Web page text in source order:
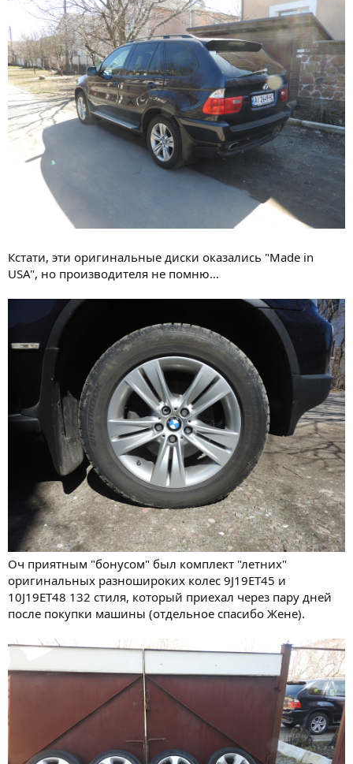
Кстати, эти оригинальные диски оказались "Made in
USA", но производителя не помню…
Оч приятным "бонусом" был комплект "летних"
оригинальных разношироких колес 9J19ET45 и
10J19ET48 132 стиля, который приехал через пару дней
после покупки машины (отдельное спасибо Жене).